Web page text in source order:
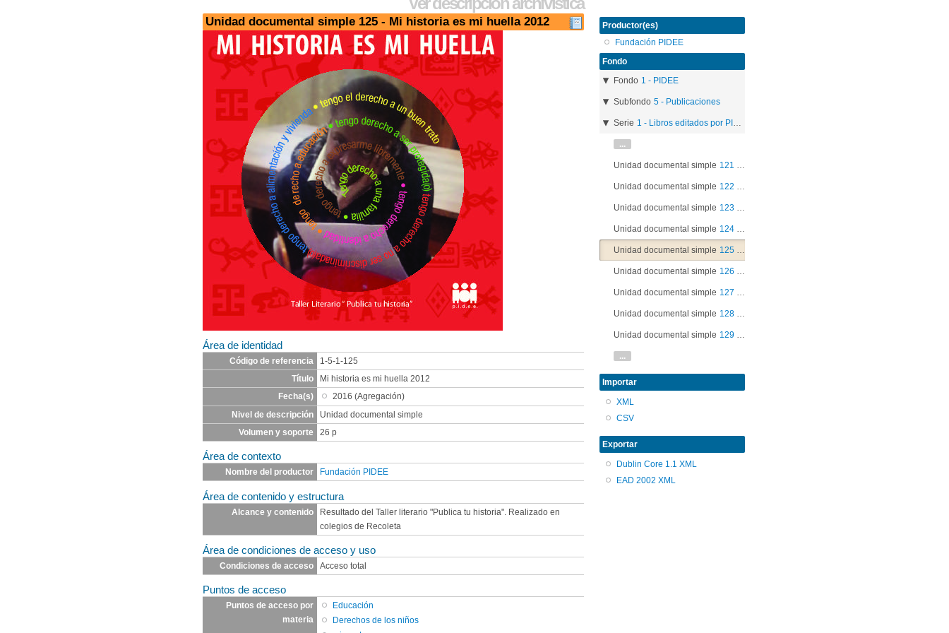
Unidad documental simple 125 - Mi historia es mi huella 2012
Área de identidad
Código de referencia
1-5-1-125
Título
Mi historia es mi huella 2012
Fecha(s)
2016 (Agregación)
Nivel de descripción
Unidad documental simple
Volumen y soporte
26 p
Área de contexto
Nombre del productor Fundación PIDEE
Área de contenido y estructura
Alcance y contenido
Resultado del Taller literario "Publica tu historia". Realizado en
colegios de Recoleta
Área de condiciones de acceso y uso
Condiciones de acceso Acceso total
Puntos de acceso
Puntos de acceso por
materia
Educación
Derechos de los niños
Productor(es)
Fundación PIDEE
Fondo
Fondo 1 - PIDEE
Subfondo 5 - Publicaciones
Serie 1 - Libros editados por PIDEE
...
Unidad documental simple 121 - Técnicas de diagnóstico participativo
Unidad documental simple 122 - Programa: Derechos del niño, educación y acción comunitaria
Unidad documental simple 123 - Pasquín
Unidad documental simple 124 - Mi historia es mi huella
Unidad documental simple 125 - Mi historia es mi huella 2012
Unidad documental simple 126 - Así dibujo mi memoria
Unidad documental simple 127 - Reconstruyendo nuestra memoria
Unidad documental simple 128 - CD Hip Hop
Unidad documental simple 129 - 10 derechos, 3 lenguas
...
Importar
XML
CSV
Exportar
Dublin Core 1.1 XML
EAD 2002 XML